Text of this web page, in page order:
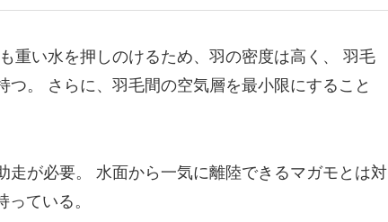
重い水を押しのけるため、羽の密度は高く、 羽毛
。 さらに、羽毛間の空気層を最小限にすること
走が必要。 水面から一気に離陸できるマガモとは対
ている。